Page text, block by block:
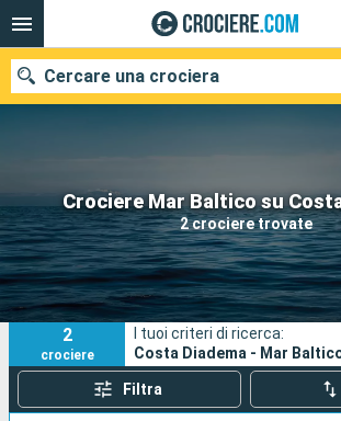
Crociere Mar Baltico su
2 crociere trovate
Cercare una crociera
Le nostre destinazioni
Mesi di partenza
Porti
Ricerca
2
crociere
I tuoi criteri di ricerca:
Costa Diadema - Mar
Filtra